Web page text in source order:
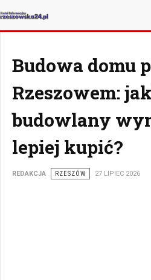
JESTEŚ TUTAJ:
Budowa domu
Rzeszowem:
budowlany
lepiej kupić?
REDAKCJA RZESZÓW 27 LIPIEC 2026